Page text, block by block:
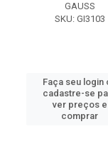
GAUSS
SKU: GI3103
Faça seu login
cadastre-se
ver preços e
comprar